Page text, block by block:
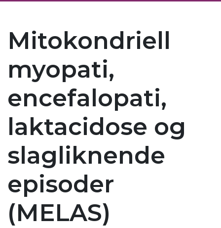
Mitokondriell
myopati,
encefalopati,
laktacidose og
slagliknende
episoder
(MELAS)